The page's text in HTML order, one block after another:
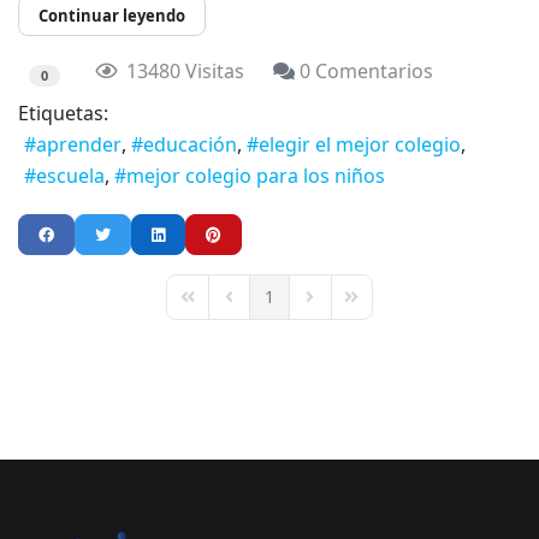
Continuar leyendo
0 13480 Visitas
0 Comentarios
Etiquetas:
aprender
educación
elegir el mejor colegio
escuela
mejor colegio para los niños
First PagePrevious Page
1 Next PageLast Page